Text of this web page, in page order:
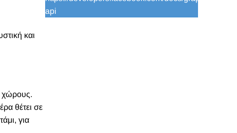
και
χώρους.
θέτει σε
για
api